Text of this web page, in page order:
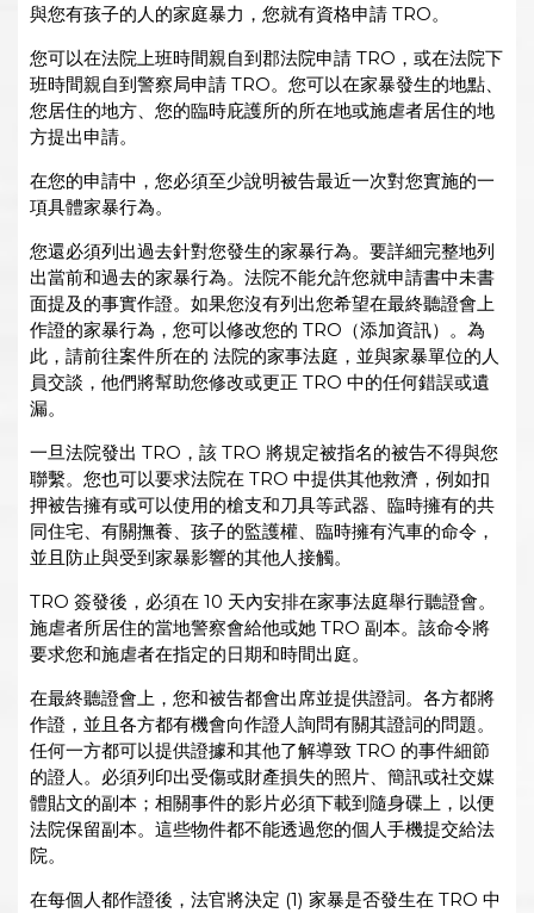
與您有孩子的人的家庭暴力，您就有資格申請 TRO。
您可以在法院上班時間親自到郡法院申請 TRO，或在法院下
班時間親自到警察局申請 TRO。您可以在家暴發生的地點、
您居住的地方、您的臨時庇護所的所在地或施虐者居住的地
方提出申請。
在您的申請中，您必須至少說明被告最近一次對您實施的一
項具體家暴行為。
您還必須列出過去針對您發生的家暴行為。要詳細完整地列
出當前和過去的家暴行為。法院不能允許您就申請書中未書
面提及的事實作證。如果您沒有列出您希望在最終聽證會上
作證的家暴行為，您可以修改您的 TRO（添加資訊）。為
此，請前往案件所在的 法院的家事法庭，並與家暴單位的人
員交談，他們將幫助您修改或更正 TRO 中的任何錯誤或遺
漏。
一旦法院發出 TRO，該 TRO 將規定被指名的被告不得與您
聯繫。您也可以要求法院在 TRO 中提供其他救濟，例如扣
押被告擁有或可以使用的槍支和刀具等武器、臨時擁有的共
同住宅、有關撫養、孩子的監護權、臨時擁有汽車的命令，
並且防止與受到家暴影響的其他人接觸。
TRO 簽發後，必須在 10 天內安排在家事法庭舉行聽證會。
施虐者所居住的當地警察會給他或她 TRO 副本。該命令將
要求您和施虐者在指定的日期和時間出庭。
在最終聽證會上，您和被告都會出席並提供證詞。各方都將
作證，並且各方都有機會向作證人詢問有關其證詞的問題。
任何一方都可以提供證據和其他了解導致 TRO 的事件細節
的證人。必須列印出受傷或財產損失的照片、簡訊或社交媒
體貼文的副本；相關事件的影片必須下載到隨身碟上，以便
法院保留副本。這些物件都不能透過您的個人手機提交給法
院。
在每個人都作證後，法官將決定 (1) 家暴是否發生在 TRO 中